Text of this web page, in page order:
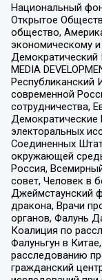
Национальный
Открытое
общество,
экономическому
MEDIA
Республиканский
современной
сотрудничества,
электоральных
Соединенных
окружающей
Россия,
совет, Человек в
Джеймстаунский
дракона, Врачи
органов, Фалунь
Коалиция по
Фалуньгун в
расследованию
гражданский